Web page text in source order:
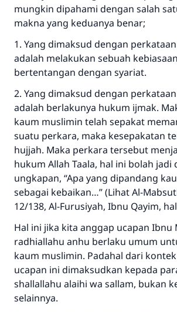
mungkin dipahami dengan salah
makna yang keduanya benar;
1. Yang dimaksud dengan
adalah melakukan sebuah
bertentangan dengan syariat.
2. Yang dimaksud dengan
adalah berlakunya hukum ijmak.
kaum muslimin telah sepakat
suatu perkara, maka kesepakatan
hujjah. Maka perkara tersebut
hukum Allah Taala, hal ini bolah jadi
ungkapan, “Apa yang dipandang
sebagai kebaikan…” (Lihat Al-
12/138, Al-Furusiyah, Ibnu Qayim,
Hal ini jika kita anggap ucapan Ibnu
radhiallahu anhu berlaku umum
kaum muslimin. Padahal dari
ucapan ini dimaksudkan kepada
shallallahu alaihi wa sallam, bukan
selainnya.